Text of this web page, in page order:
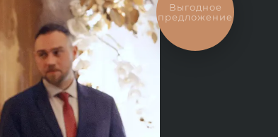
Выгодное
предложение